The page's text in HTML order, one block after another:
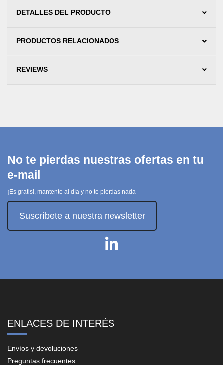
DETALLES DEL PRODUCTO
PRODUCTOS RELACIONADOS
REVIEWS
No te pierdas nuestras ofertas en tu
e-mail
¡Es gratis!, mantente al día y no te pierdas nada
Suscríbete a nuestra newsletter
ENLACES DE INTERÉS
Envíos y devoluciones
Preguntas frecuentes